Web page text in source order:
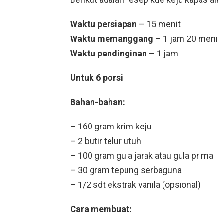
Waktu persiapan – 15 menit
Waktu memanggang – 1 jam 20
Waktu pendinginan – 1 jam
Untuk 6 porsi
Bahan-bahan:
– 160 gram krim keju
– 2 butir telur utuh
– 100 gram gula jarak atau gula prima
– 30 gram tepung serbaguna
– 1/2 sdt ekstrak vanila (opsional)
Cara membuat: